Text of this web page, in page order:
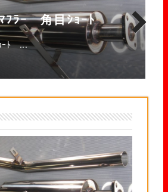
ﾌﾗｰ 角目ｼｮｰﾄ
ｰﾄ ... Next